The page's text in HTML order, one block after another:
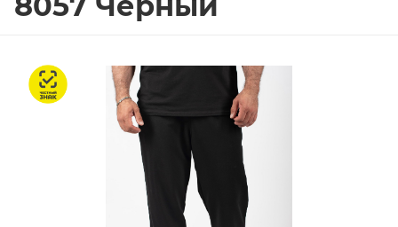
Честный знак